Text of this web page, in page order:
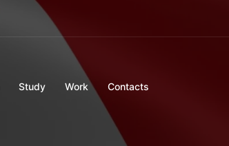
Study Work Contacts